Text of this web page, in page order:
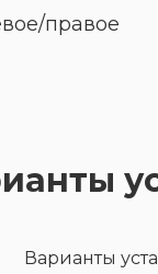
правое